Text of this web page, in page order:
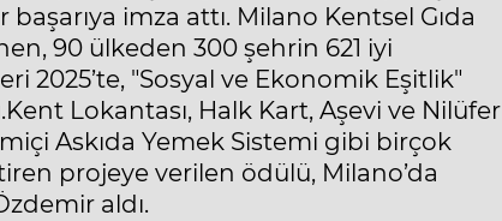
imza attı. Milano Kentsel Gıda
90 ülkeden 300 şehrin 621 iyi
2025’te, "Sosyal ve Ekonomik Eşitlik"
Lokantası, Halk Kart, Aşevi ve Nilüfer
Askıda Yemek Sistemi gibi birçok
projeye verilen ödülü, Milano’da
aldı.